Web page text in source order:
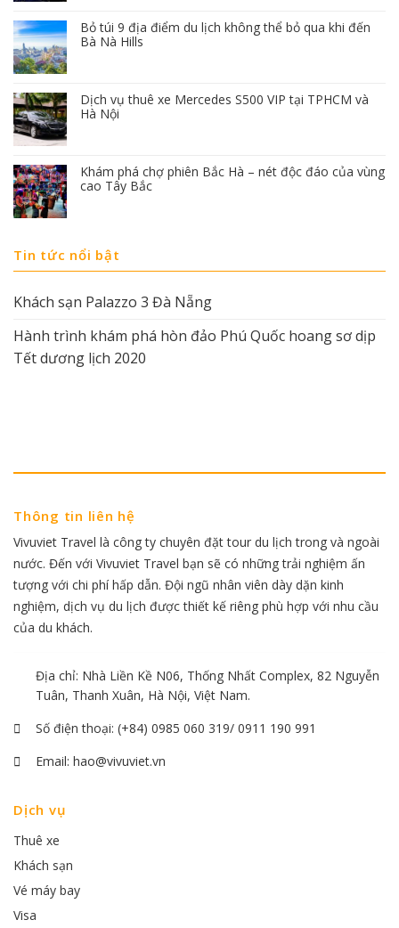
Bỏ túi 9 địa điểm du lịch không thể bỏ qua khi đến
Bà Nà Hills
Dịch vụ thuê xe Mercedes S500 VIP tại TPHCM và
Hà Nội
Khám phá chợ phiên Bắc Hà – nét độc đáo của vùng
cao Tây Bắc
Tin tức nổi bật
Khách sạn Palazzo 3 Đà Nẵng
Hành trình khám phá hòn đảo Phú Quốc hoang sơ dịp
Tết dương lịch 2020
Thông tin liên hệ
Vivuviet Travel là công ty chuyên đặt tour du lịch trong và ngoài
nước. Đến với Vivuviet Travel bạn sẽ có những trải nghiệm ấn
tượng với chi phí hấp dẫn. Đội ngũ nhân viên dày dặn kinh
nghiệm, dịch vụ du lịch được thiết kế riêng phù hợp với nhu cầu
của du khách.
Địa chỉ: Nhà Liền Kề N06, Thống Nhất Complex, 82 Nguyễn
Tuân, Thanh Xuân, Hà Nội, Việt Nam.
Số điện thoại: (+84) 0985 060 319/ 0911 190 991
Email: hao@vivuviet.vn
Dịch vụ
Thuê xe
Khách sạn
Vé máy bay
Visa